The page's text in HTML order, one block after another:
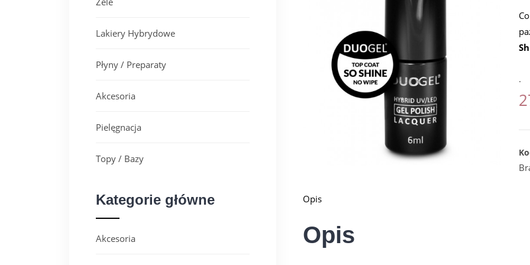
Lakiery Hybrydowe
Płyny / Preparaty
Akcesoria
Pielęgnacja
Topy / Bazy
Kategorie główne
Akcesoria
.
Opis
Opis